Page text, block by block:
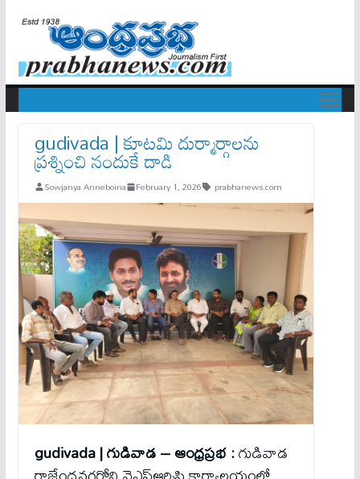
gudivada | కూటమి దుర్మార్గాలను
ప్రశ్నించి నందుకే దాడి
Sowjanya Anneboina February 1, 2026 prabhanews.com
gudivada | గుడివాడ – ఆంధ్రప్రభ :గుడివాడ